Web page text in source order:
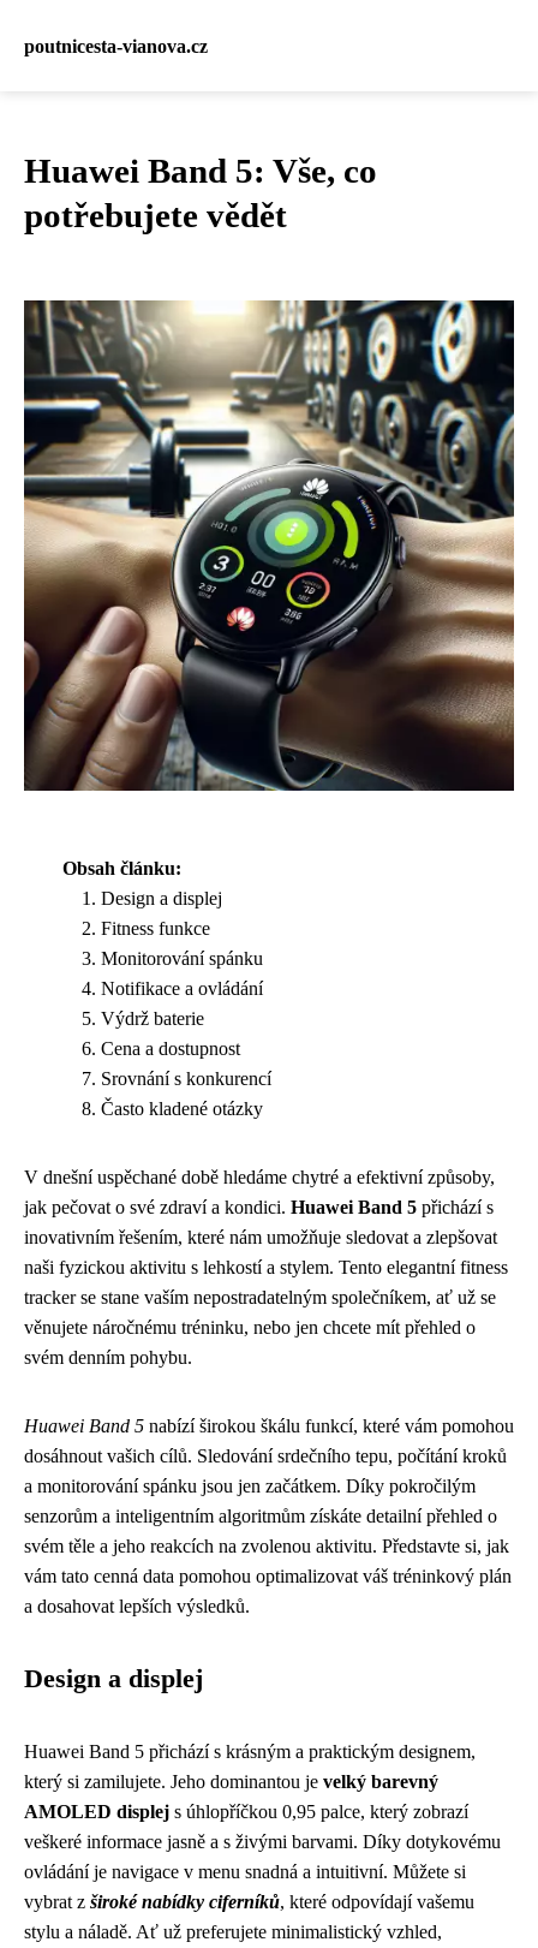
poutnicesta-vianova.cz
Huawei Band 5: Vše, co
potřebujete vědět
Obsah článku:
Design a displej
Fitness funkce
Monitorování spánku
Notifikace a ovládání
Výdrž baterie
Cena a dostupnost
Srovnání s konkurencí
Často kladené otázky
V dnešní uspěchané době hledáme chytré a efektivní způsoby,
jak pečovat o své zdraví a kondici. Huawei Band 5 přichází s
inovativním řešením, které nám umožňuje sledovat a zlepšovat
naši fyzickou aktivitu s lehkostí a stylem. Tento elegantní fitness
tracker se stane vaším nepostradatelným společníkem, ať už se
věnujete náročnému tréninku, nebo jen chcete mít přehled o
svém denním pohybu.
Huawei Band 5 nabízí širokou škálu funkcí, které vám pomohou
dosáhnout vašich cílů. Sledování srdečního tepu, počítání kroků
a monitorování spánku jsou jen začátkem. Díky pokročilým
senzorům a inteligentním algoritmům získáte detailní přehled o
svém těle a jeho reakcích na zvolenou aktivitu. Představte si, jak
vám tato cenná data pomohou optimalizovat váš tréninkový plán
a dosahovat lepších výsledků.
Design a displej
Huawei Band 5 přichází s krásným a praktickým designem,
který si zamilujete. Jeho dominantou je velký barevný
AMOLED displej s úhlopříčkou 0,95 palce, který zobrazí
veškeré informace jasně a s živými barvami. Díky dotykovému
ovládání je navigace v menu snadná a intuitivní. Můžete si
vybrat z široké nabídky ciferníků, které odpovídají vašemu
stylu a náladě. Ať už preferujete minimalistický vzhled,